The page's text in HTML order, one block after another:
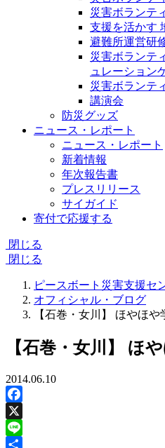
災害ボランテ
支援を活かす
避難所運営研
災害ボランテ
ュレーション
災害ボランテ
講演会
防災グッズ
ニュース・レポート
ニュース・レポート
新着情報
年次報告書
プレスリリース
サイガイド
寄付で応援する
閉じる
閉じる
ピースボート災害支援セ
オフィシャル・ブログ
【石巻・女川】 ほやほや
【石巻・女川】 ほ
2014.06.10
Facebook
X
Line